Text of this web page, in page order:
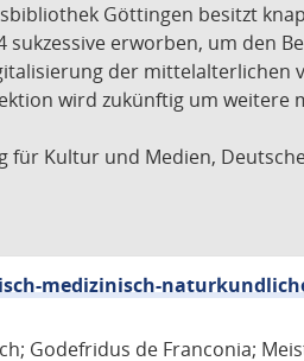
Göttingen besitzt
erworben, um den
der
wird zukünftig um
für Kultur und Medien,
medizinisch-
Godefridus de Franconia;